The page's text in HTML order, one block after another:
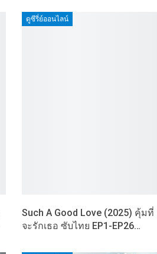
ดูซีรี่ย์ออนไลน์
Such A Good Love (2025) คุ้มที่
จะรักเธอ ซับไทย EP1-EP26…